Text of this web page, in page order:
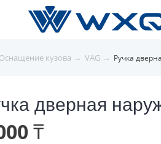
Оснащение кузова → VAG → Ручка
дверная
₸